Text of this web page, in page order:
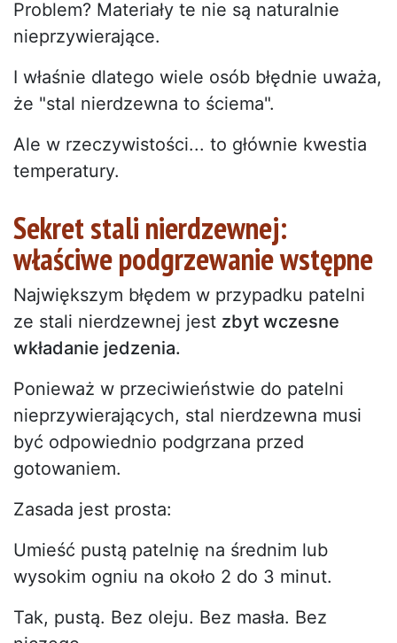
Problem? Materiały te nie są naturalnie
nieprzywierające.
I właśnie dlatego wiele osób błędnie uważa,
że "stal nierdzewna to ściema".
Ale w rzeczywistości... to głównie kwestia
temperatury.
Sekret stali nierdzewnej:
właściwe podgrzewanie wstępne
Największym błędem w przypadku patelni
ze stali nierdzewnej jest zbyt wczesne
wkładanie jedzenia.
Ponieważ w przeciwieństwie do patelni
nieprzywierających, stal nierdzewna musi
być odpowiednio podgrzana przed
gotowaniem.
Zasada jest prosta:
Umieść pustą patelnię na średnim lub
wysokim ogniu na około 2 do 3 minut.
Tak, pustą. Bez oleju. Bez masła. Bez